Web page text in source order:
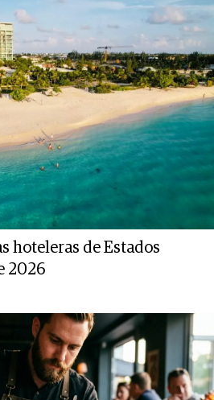
hoteleras de Estados
2026